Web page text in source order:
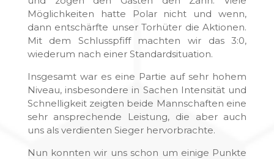
Möglichkeiten hatte Polar nicht und wenn,
dann entschärfte unser Torhüter die Aktionen.
Mit dem Schlusspfiff machten wir das 3:0,
wiederum nach einer Standardsituation.
Insgesamt war es eine Partie auf sehr hohem
Niveau, insbesondere in Sachen Intensität und
Schnelligkeit zeigten beide Mannschaften eine
sehr ansprechende Leistung, die aber auch
uns als verdienten Sieger hervorbrachte.
Nun konnten wir uns schon um einige Punkte